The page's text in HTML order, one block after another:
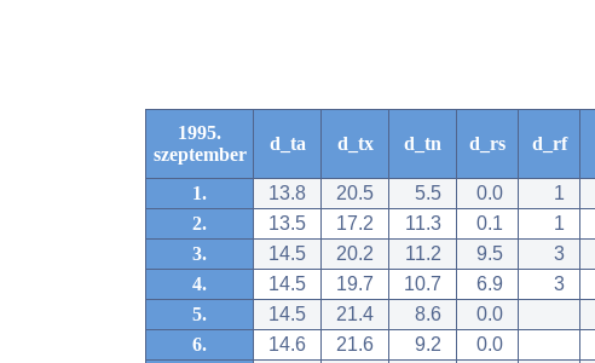
1995.
szeptember
d_ta d_tx d_tn d_rs d_rf
1. 13.8 20.5 5.5 0.0 1
2.
13.5 17.2 11.3 0.1 1
3.
14.5 20.2 11.2 9.5 3
4.
14.5 19.7 10.7 6.9 3
5.
14.5 21.4 8.6 0.0
6.
14.6 21.6 9.2 0.0